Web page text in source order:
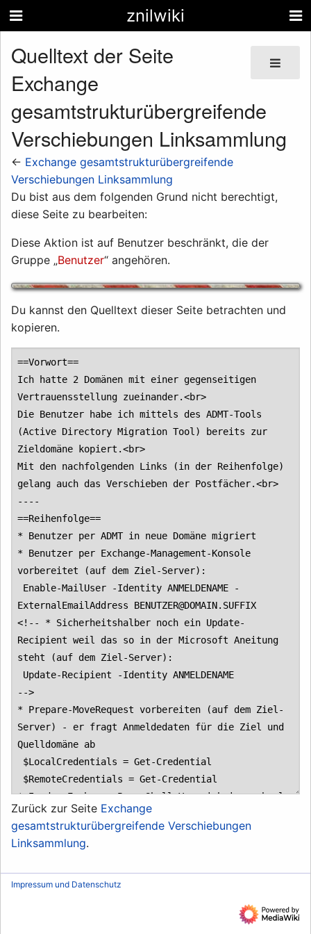
znilwiki
Quelltext der Seite
Exchange
gesamtstrukturübergreifende
Verschiebungen Linksammlung
← Exchange gesamtstrukturübergreifende
Verschiebungen Linksammlung
Du bist aus dem folgenden Grund nicht berechtigt,
diese Seite zu bearbeiten:
Diese Aktion ist auf Benutzer beschränkt, die der
Gruppe „Benutzer“ angehören.
Du kannst den Quelltext dieser Seite betrachten und
kopieren.
Zurück zur Seite Exchange
gesamtstrukturübergreifende Verschiebungen
Linksammlung.
Impressum und Datenschutz